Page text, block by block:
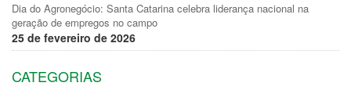
Dia do Agronegócio: Santa Catarina celebra liderança nacional na
geração de empregos no campo
25 de fevereiro de 2026
CATEGORIAS